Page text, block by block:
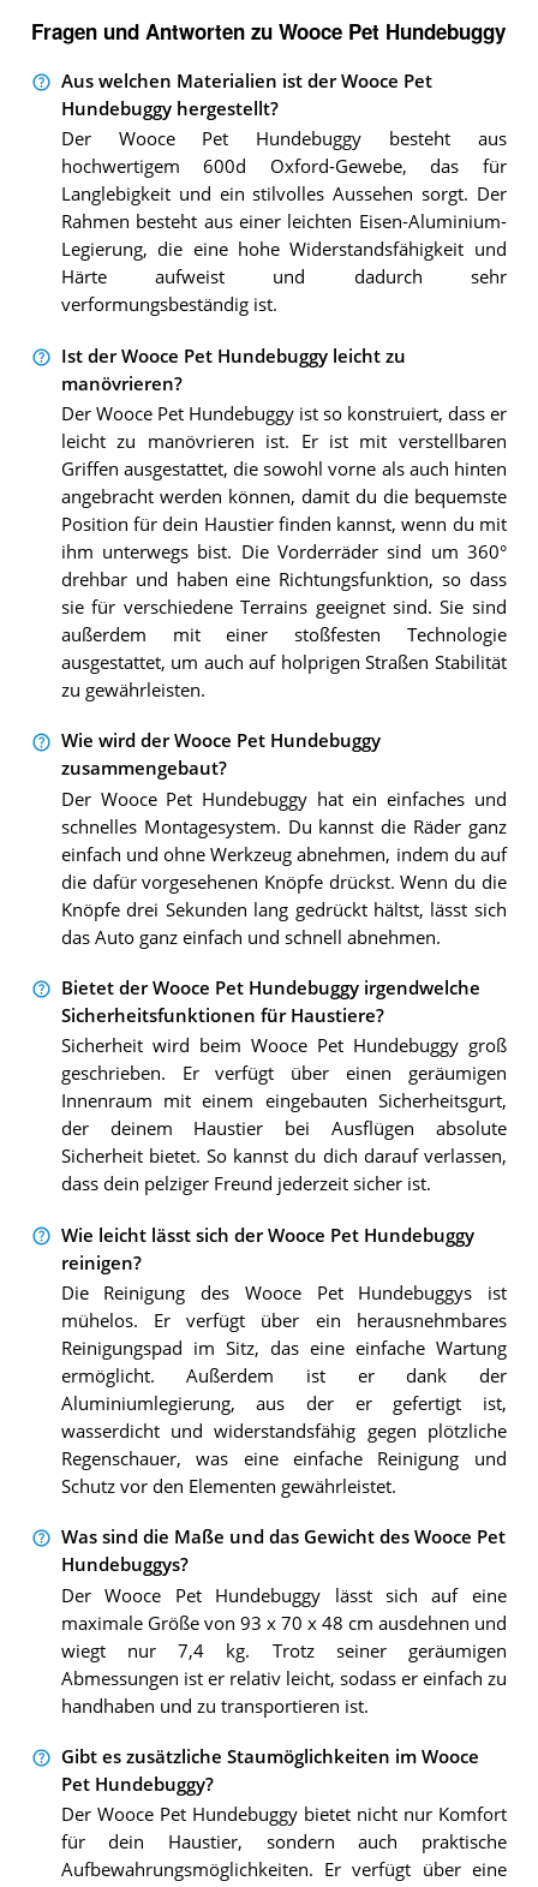
Fragen und Antworten zu Wooce Pet Hundebuggy
Aus welchen Materialien ist der Wooce Pet
Hundebuggy hergestellt?
Der Wooce Pet Hundebuggy besteht aus
hochwertigem 600d Oxford-Gewebe, das für
Langlebigkeit und ein stilvolles Aussehen sorgt. Der
Rahmen besteht aus einer leichten Eisen-Aluminium-
Legierung, die eine hohe Widerstandsfähigkeit und
Härte aufweist und dadurch sehr
verformungsbeständig ist.
Ist der Wooce Pet Hundebuggy leicht zu
manövrieren?
Der Wooce Pet Hundebuggy ist so konstruiert, dass er
leicht zu manövrieren ist. Er ist mit verstellbaren
Griffen ausgestattet, die sowohl vorne als auch hinten
angebracht werden können, damit du die bequemste
Position für dein Haustier finden kannst, wenn du mit
ihm unterwegs bist. Die Vorderräder sind um 360°
drehbar und haben eine Richtungsfunktion, so dass
sie für verschiedene Terrains geeignet sind. Sie sind
außerdem mit einer stoßfesten Technologie
ausgestattet, um auch auf holprigen Straßen Stabilität
zu gewährleisten.
Wie wird der Wooce Pet Hundebuggy
zusammengebaut?
Der Wooce Pet Hundebuggy hat ein einfaches und
schnelles Montagesystem. Du kannst die Räder ganz
einfach und ohne Werkzeug abnehmen, indem du auf
die dafür vorgesehenen Knöpfe drückst. Wenn du die
Knöpfe drei Sekunden lang gedrückt hältst, lässt sich
das Auto ganz einfach und schnell abnehmen.
Bietet der Wooce Pet Hundebuggy irgendwelche
Sicherheitsfunktionen für Haustiere?
Sicherheit wird beim Wooce Pet Hundebuggy groß
geschrieben. Er verfügt über einen geräumigen
Innenraum mit einem eingebauten Sicherheitsgurt,
der deinem Haustier bei Ausflügen absolute
Sicherheit bietet. So kannst du dich darauf verlassen,
dass dein pelziger Freund jederzeit sicher ist.
Wie leicht lässt sich der Wooce Pet Hundebuggy
reinigen?
Die Reinigung des Wooce Pet Hundebuggys ist
mühelos. Er verfügt über ein herausnehmbares
Reinigungspad im Sitz, das eine einfache Wartung
ermöglicht. Außerdem ist er dank der
Aluminiumlegierung, aus der er gefertigt ist,
wasserdicht und widerstandsfähig gegen plötzliche
Regenschauer, was eine einfache Reinigung und
Schutz vor den Elementen gewährleistet.
Was sind die Maße und das Gewicht des Wooce Pet
Hundebuggys?
Der Wooce Pet Hundebuggy lässt sich auf eine
maximale Größe von 93 x 70 x 48 cm ausdehnen und
wiegt nur 7,4 kg. Trotz seiner geräumigen
Abmessungen ist er relativ leicht, sodass er einfach zu
handhaben und zu transportieren ist.
Gibt es zusätzliche Staumöglichkeiten im Wooce
Pet Hundebuggy?
Der Wooce Pet Hundebuggy bietet nicht nur Komfort
für dein Haustier, sondern auch praktische
Aufbewahrungsmöglichkeiten. Er verfügt über eine